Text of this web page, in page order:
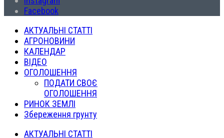
Facebook
АКТУАЛЬНІ СТАТТІ
АГРОНОВИНИ
КАЛЕНДАР
ВІДЕО
ОГОЛОШЕННЯ
ПОДАТИ СВОЄ
ОГОЛОШЕННЯ
РИНОК ЗЕМЛІ
Збереження грунту
АКТУАЛЬНІ СТАТТІ